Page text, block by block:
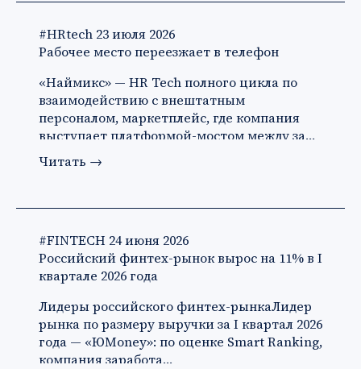
#HRtech 23 июля 2026
Рабочее место переезжает в телефон
«Наймикс» — HR Tech полного цикла по
взаимодействию с внештатным
персоналом, маркетплейс, где компания
выступает платформой-мостом между за…
Читать →
#FINTECH 24 июня 2026
Российский финтех-рынок вырос на 11% в I
квартале 2026 года
Лидеры российского финтех-рынкаЛидер
рынка по размеру выручки за I квартал 2026
года — «ЮMoney»: по оценке Smart Ranking,
компания заработа…